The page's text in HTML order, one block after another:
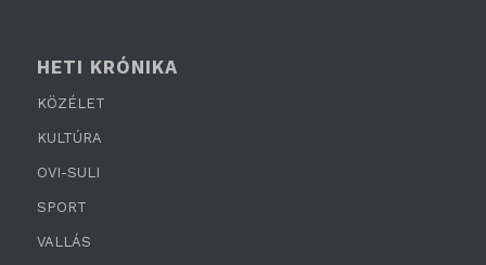
HETI KRÓNIKA
KÖZÉLET
KULTÚRA
OVI-SULI
SPORT
VALLÁS